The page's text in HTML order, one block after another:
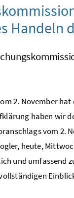
Handeln
2. November
haben wir
vom 2.
heute,
und umfassend